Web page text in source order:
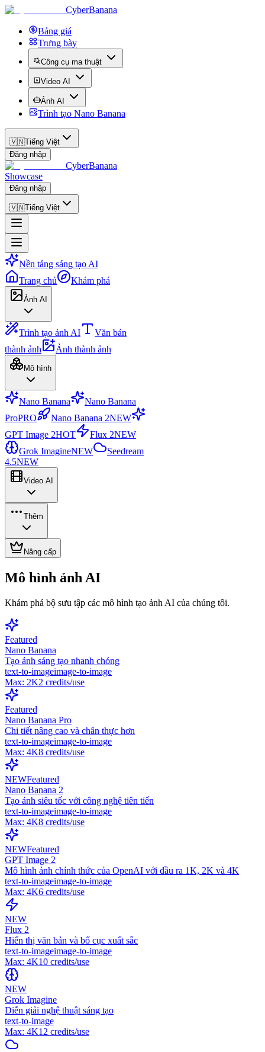
CyberBanana
Bảng giá
Trưng bày
Công cụ ma thuật
Video AI
Ảnh AI
Trình tạo Nano Banana
🇻🇳Tiếng Việt
Đăng nhập
CyberBanana
Showcase
Đăng nhập
🇻🇳Tiếng Việt
Nền tảng sáng tạo AI
Trang chủ
Khám phá
Ảnh AI
Trình tạo ảnh AI
Văn bản
thành ảnh
Ảnh thành ảnh
Mô hình
Nano Banana
Nano Banana
ProPRO Nano Banana 2NEW
GPT Image 2HOT Flux 2NEW
Grok ImagineNEW
Seedream
4.5NEW
Video AI
Thêm
Nâng cấp
Mô hình ảnh AI
Khám phá bộ sưu tập các mô hình tạo ảnh AI của chúng tôi.
Featured
Nano Banana
Tạo ảnh sáng tạo nhanh chóng
text-to-imageimage-to-image
Max: 2K2 credits/use
Featured
Nano Banana Pro
Chi tiết nâng cao và chân thực hơn
text-to-imageimage-to-image
Max: 4K8 credits/use
NEWFeatured
Nano Banana 2
Tạo ảnh siêu tốc với công nghệ tiên tiến
text-to-imageimage-to-image
Max: 4K8 credits/use
NEWFeatured
GPT Image 2
Mô hình ảnh chính thức của OpenAI với đầu ra 1K, 2K và 4K
text-to-imageimage-to-image
Max: 4K6 credits/use
NEW
Flux 2
Hiển thị văn bản và bố cục xuất sắc
text-to-imageimage-to-image
Max: 4K10 credits/use
NEW
Grok Imagine
Diễn giải nghệ thuật sáng tạo
text-to-image
Max: 4K12 credits/use